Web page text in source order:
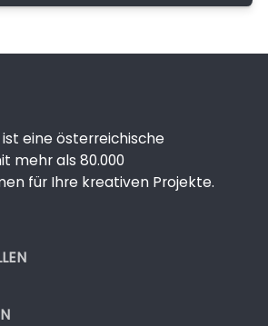
eine österreichische
mehr als 80.000
für Ihre kreativen Projekte.